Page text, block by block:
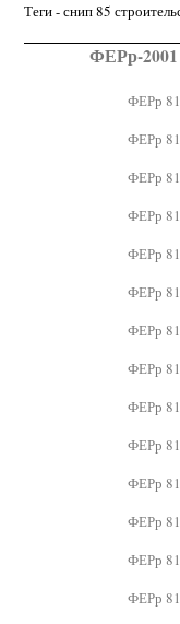
Теги - снип 85
ФЕРр-2001
ФЕРр
ФЕРр
ФЕРр
ФЕРр
ФЕРр
ФЕРр
ФЕРр
ФЕРр
ФЕРр
ФЕРр
ФЕРр
ФЕРр
ФЕРр
ФЕРр